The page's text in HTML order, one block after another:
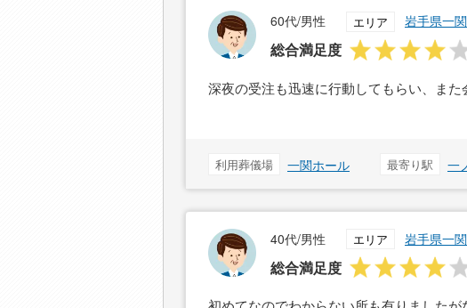
60代/男性 エリア 岩手県一
総合満足度
深夜の受注も迅速に行動してもらい、ま
利用葬儀場 一関ホール 最寄り駅 一
40代/男性 エリア 岩手県一
総合満足度